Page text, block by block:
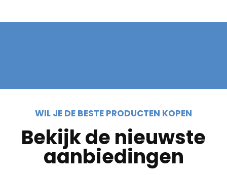
WIL JE DE BESTE PRODUCTEN KOPEN
Bekijk de nieuwste
aanbiedingen